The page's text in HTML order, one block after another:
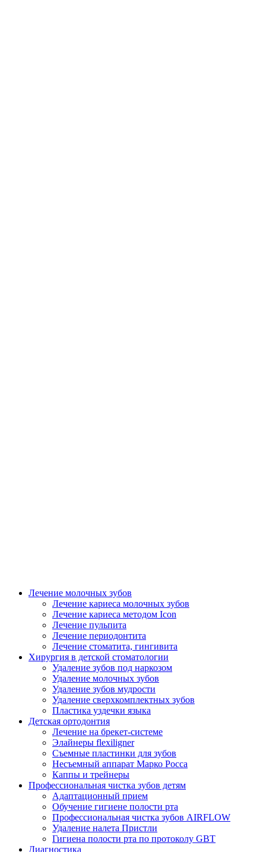
Лечение молочных зубов
Лечение кариеса молочных зубов
Лечение кариеса методом Icon
Лечение пульпита
Лечение периодонтита
Лечение стоматита, гингивита
Хирургия в детской стоматологии
Удаление зубов под наркозом
Удаление молочных зубов
Удаление зубов мудрости
Удаление сверхкомплектных зубов
Пластика уздечки языка
Детская ортодонтия
Лечение на брекет-системе
Элайнеры flexiligner
Съемные пластинки для зубов
Несъемный аппарат Марко Росса
Каппы и трейнеры
Профессиональная чистка зубов детям
Адаптационный прием
Обучение гигиене полости рта
Профессиональная чистка зубов AIRFLOW
Удаление налета Пристли
Гигиена полости рта по протоколу GBT
Диагностика